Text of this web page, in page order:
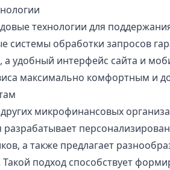
технологии для
системы обработки запросов
удобный интерфейс сайта и
максимально комфортным и
других микрофинансовых
а также предлагает
подход способствует